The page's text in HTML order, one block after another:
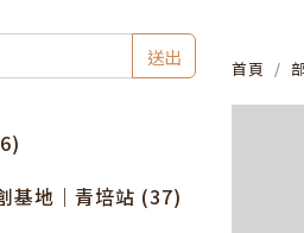
送出
基地｜青培站 (37)
首頁